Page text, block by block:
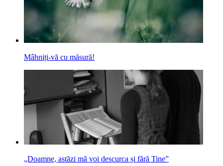
Mâhniți-vă cu măsură!
„Doamne, astăzi mă voi descurca și fără Tine”